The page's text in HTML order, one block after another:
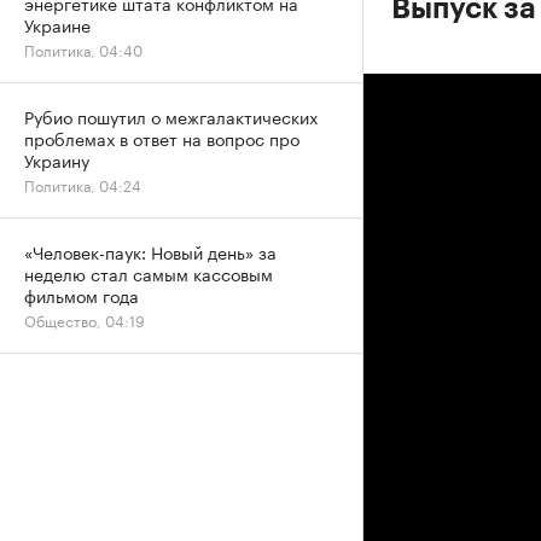
Выпуск
Украине
Политика, 04:40
Рубио пошутил о межгалактических
проблемах в ответ на вопрос про
Украину
Политика, 04:24
«Человек-паук: Новый день» за
неделю стал самым кассовым
фильмом года
Общество, 04:19